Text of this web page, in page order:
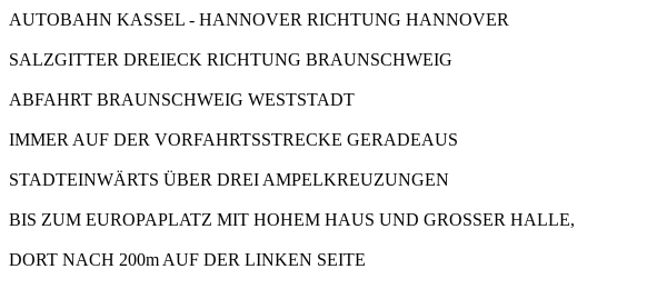
AUTOBAHN KASSEL - HANNOVER RICHTUNG HANNOVER
SALZGITTER DREIECK RICHTUNG BRAUNSCHWEIG
ABFAHRT BRAUNSCHWEIG WESTSTADT
IMMER AUF DER VORFAHRTSSTRECKE GERADEAUS
STADTEINWÄRTS ÜBER DREI AMPELKREUZUNGEN
BIS ZUM EUROPAPLATZ MIT HOHEM HAUS UND GROSSER HALLE,
DORT NACH 200m AUF DER LINKEN SEITE